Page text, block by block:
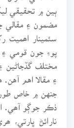
ٻين ۾ تحقيقي
مضمون ۽ مقالي
پوءِ جون قومي ۽
مختلف
۽ مقالا اهم
جنهن ۾ خاص
ذڪر جوڳو آھي.
نارائڻ ڀارتي،